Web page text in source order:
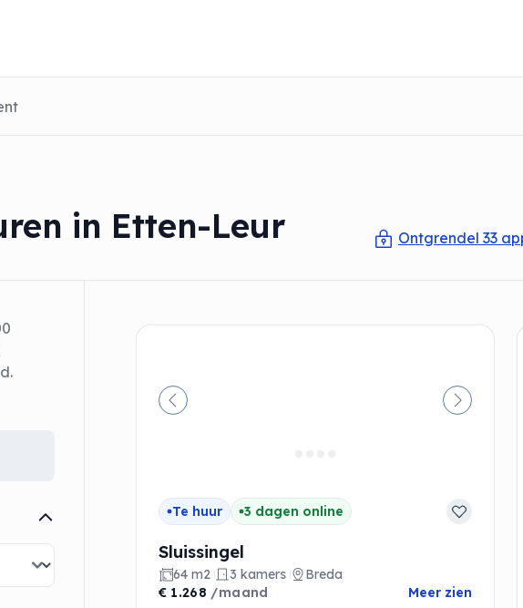
in Etten-Leur Ontgrendel 33
Vorige Volgende
Te huur 3 dagen online
Sluissingel
64 m2 3 kamers
Breda
€ 1.268 /maand Meer zien